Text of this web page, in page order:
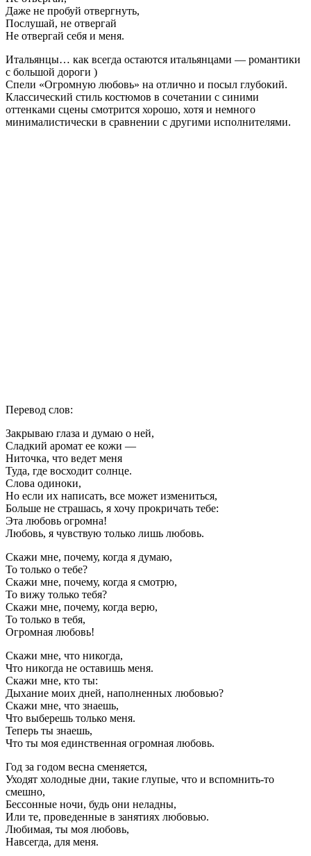
Даже не пробуй отвергнуть,
Послушай, не отвергай
Не отвергай себя и меня.
Итальянцы… как всегда остаются итальянцами — романтики
с большой дороги )
Спели «Огромную любовь» на отлично и посыл глубокий.
Классический стиль костюмов в сочетании с синими
оттенками сцены смотрится хорошо, хотя и немного
минималистически в сравнении с другими исполнителями.
Перевод слов:
Закрываю глаза и думаю о ней,
Сладкий аромат ее кожи —
Ниточка, что ведет меня
Туда, где восходит солнце.
Слова одиноки,
Но если их написать, все может измениться,
Больше не страшась, я хочу прокричать тебе:
Эта любовь огромна!
Любовь, я чувствую только лишь любовь.
Скажи мне, почему, когда я думаю,
То только о тебе?
Скажи мне, почему, когда я смотрю,
То вижу только тебя?
Скажи мне, почему, когда верю,
То только в тебя,
Огромная любовь!
Скажи мне, что никогда,
Что никогда не оставишь меня.
Скажи мне, кто ты:
Дыхание моих дней, наполненных любовью?
Скажи мне, что знаешь,
Что выберешь только меня.
Теперь ты знаешь,
Что ты моя единственная огромная любовь.
Год за годом весна сменяется,
Уходят холодные дни, такие глупые, что и вспомнить-то
смешно,
Бессонные ночи, будь они неладны,
Или те, проведенные в занятиях любовью.
Любимая, ты моя любовь,
Навсегда, для меня.